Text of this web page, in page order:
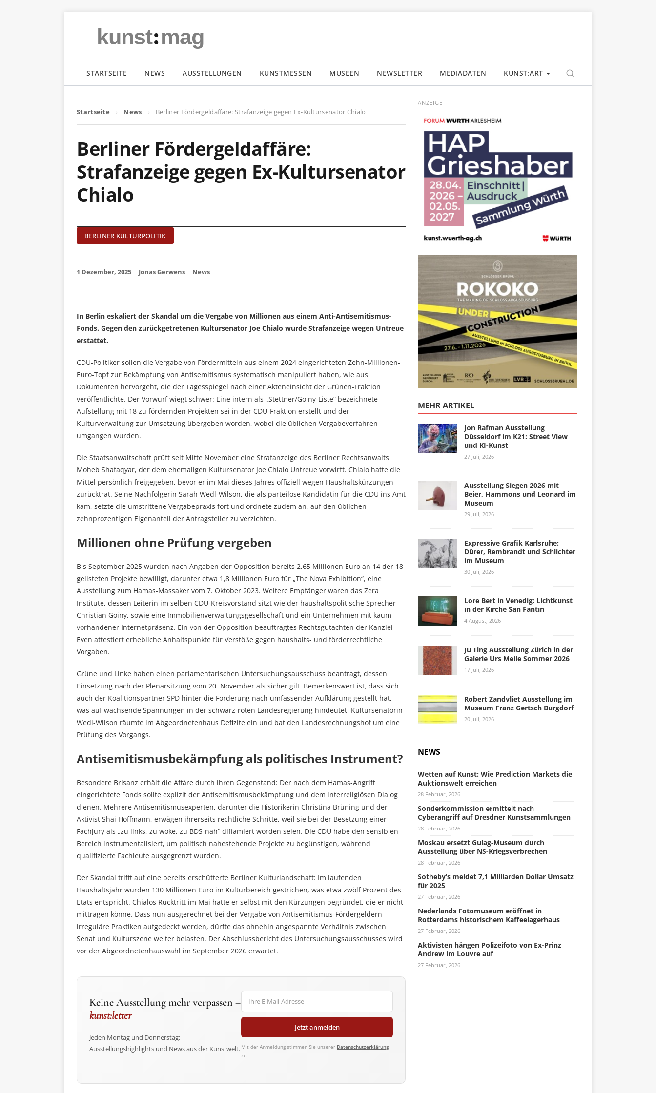
kunst:mag
STARTSEITE NEWS AUSSTELLUNGEN KUNSTMESSEN MUSEEN NEWSLETTER MEDIADATEN KUNST:ART
Startseite News Berliner Fördergeldaffäre: Strafanzeige gegen Ex-Kultursenator Chialo
Berliner Fördergeldaffäre:
Strafanzeige gegen Ex-Kultursenator
Chialo
BERLINER KULTURPOLITIK
1 Dezember, 2025 Jonas Gerwens News
In Berlin eskaliert der Skandal um die Vergabe von Millionen aus einem Anti-Antisemitismus-
Fonds. Gegen den zurückgetretenen Kultursenator Joe Chialo wurde Strafanzeige wegen Untreue
erstattet.
CDU-Politiker sollen die Vergabe von Fördermitteln aus einem 2024 eingerichteten Zehn-Millionen-
Euro-Topf zur Bekämpfung von Antisemitismus systematisch manipuliert haben, wie aus
Dokumenten hervorgeht, die der Tagesspiegel nach einer Akteneinsicht der Grünen-Fraktion
veröffentlichte. Der Vorwurf wiegt schwer: Eine intern als „Stettner/Goiny-Liste“ bezeichnete
Aufstellung mit 18 zu fördernden Projekten sei in der CDU-Fraktion erstellt und der
Kulturverwaltung zur Umsetzung übergeben worden, wobei die üblichen Vergabeverfahren
umgangen wurden.
Die Staatsanwaltschaft prüft seit Mitte November eine Strafanzeige des Berliner Rechtsanwalts
Moheb Shafaqyar, der dem ehemaligen Kultursenator Joe Chialo Untreue vorwirft. Chialo hatte die
Mittel persönlich freigegeben, bevor er im Mai dieses Jahres offiziell wegen Haushaltskürzungen
zurücktrat. Seine Nachfolgerin Sarah Wedl-Wilson, die als parteilose Kandidatin für die CDU ins Amt
kam, setzte die umstrittene Vergabepraxis fort und ordnete zudem an, auf den üblichen
zehnprozentigen Eigenanteil der Antragsteller zu verzichten.
Millionen ohne Prüfung vergeben
Bis September 2025 wurden nach Angaben der Opposition bereits 2,65 Millionen Euro an 14 der 18
gelisteten Projekte bewilligt, darunter etwa 1,8 Millionen Euro für „The Nova Exhibition“, eine
Ausstellung zum Hamas-Massaker vom 7. Oktober 2023. Weitere Empfänger waren das Zera
Institute, dessen Leiterin im selben CDU-Kreisvorstand sitzt wie der haushaltspolitische Sprecher
Christian Goiny, sowie eine Immobilienverwaltungsgesellschaft und ein Unternehmen mit kaum
vorhandener Internetpräsenz. Ein von der Opposition beauftragtes Rechtsgutachten der Kanzlei
Even attestiert erhebliche Anhaltspunkte für Verstöße gegen haushalts- und förderrechtliche
Vorgaben.
Grüne und Linke haben einen parlamentarischen Untersuchungsausschuss beantragt, dessen
Einsetzung nach der Plenarsitzung vom 20. November als sicher gilt. Bemerkenswert ist, dass sich
auch der Koalitionspartner SPD hinter die Forderung nach umfassender Aufklärung gestellt hat,
was auf wachsende Spannungen in der schwarz-roten Landesregierung hindeutet. Kultursenatorin
Wedl-Wilson räumte im Abgeordnetenhaus Defizite ein und bat den Landesrechnungshof um eine
Prüfung des Vorgangs.
Antisemitismusbekämpfung als politisches Instrument?
Besondere Brisanz erhält die Affäre durch ihren Gegenstand: Der nach dem Hamas-Angriff
eingerichtete Fonds sollte explizit der Antisemitismusbekämpfung und dem interreligiösen Dialog
dienen. Mehrere Antisemitismusexperten, darunter die Historikerin Christina Brüning und der
Aktivist Shai Hoffmann, erwägen ihrerseits rechtliche Schritte, weil sie bei der Besetzung einer
Fachjury als „zu links, zu woke, zu BDS-nah“ diffamiert worden seien. Die CDU habe den sensiblen
Bereich instrumentalisiert, um politisch nahestehende Projekte zu begünstigen, während
qualifizierte Fachleute ausgegrenzt wurden.
Der Skandal trifft auf eine bereits erschütterte Berliner Kulturlandschaft: Im laufenden
Haushaltsjahr wurden 130 Millionen Euro im Kulturbereich gestrichen, was etwa zwölf Prozent des
Etats entspricht. Chialos Rücktritt im Mai hatte er selbst mit den Kürzungen begründet, die er nicht
mittragen könne. Dass nun ausgerechnet bei der Vergabe von Antisemitismus-Fördergeldern
irreguläre Praktiken aufgedeckt werden, dürfte das ohnehin angespannte Verhältnis zwischen
Senat und Kulturszene weiter belasten. Der Abschlussbericht des Untersuchungsausschusses wird
vor der Abgeordnetenhauswahl im September 2026 erwartet.
Keine Ausstellung mehr verpassen –
kunst:letter
Jeden Montag und Donnerstag:
Ausstellungshighlights und News aus der Kunstwelt.
Jetzt anmelden
Mit der Anmeldung stimmen Sie unserer Datenschutzerklärung
zu.
ANZEIGE
MEHR ARTIKEL
Jon Rafman Ausstellung
Düsseldorf im K21: Street View
und KI-Kunst
27 Juli, 2026
Ausstellung Siegen 2026 mit
Beier, Hammons und Leonard im
Museum
29 Juli, 2026
Expressive Grafik Karlsruhe:
Dürer, Rembrandt und Schlichter
im Museum
30 Juli, 2026
Lore Bert in Venedig: Lichtkunst
in der Kirche San Fantin
4 August, 2026
Ju Ting Ausstellung Zürich in der
Galerie Urs Meile Sommer 2026
17 Juli, 2026
Robert Zandvliet Ausstellung im
Museum Franz Gertsch Burgdorf
20 Juli, 2026
NEWS
Wetten auf Kunst: Wie Prediction Markets die
Auktionswelt erreichen
28 Februar, 2026
Sonderkommission ermittelt nach
Cyberangriff auf Dresdner Kunstsammlungen
28 Februar, 2026
Moskau ersetzt Gulag-Museum durch
Ausstellung über NS-Kriegsverbrechen
28 Februar, 2026
Sotheby’s meldet 7,1 Milliarden Dollar Umsatz
für 2025
27 Februar, 2026
Nederlands Fotomuseum eröffnet in
Rotterdams historischem Kaffeelagerhaus
27 Februar, 2026
Aktivisten hängen Polizeifoto von Ex-Prinz
Andrew im Louvre auf
27 Februar, 2026